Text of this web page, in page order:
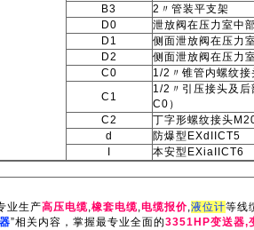
B3
2〃管装平支架
D0
泄放阀在压力室中
D1
侧面泄放阀在压力
D2
侧面泄放阀在压力
C0
1/2〃锥管内螺纹接
C1
1/2〃引压接头及
C0）
C2
丁字形螺纹接头
d
防爆型EXdIICT5
本安型EXiaIICT6
业生产高压电缆,橡套电缆,电缆报价,液位计等线
”相关内容，掌握最专业全面的3351HP变送器,